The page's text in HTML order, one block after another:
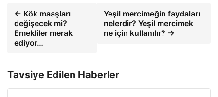
← Kök maaşları
değişecek mi?
Emekliler merak
ediyor…
Yeşil mercimeğin faydaları
nelerdir? Yeşil mercimek
ne için kullanılır? →
Tavsiye Edilen Haberler